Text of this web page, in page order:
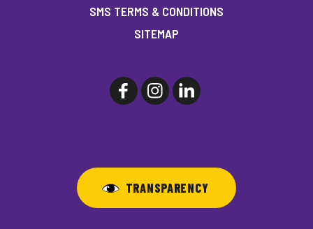
SMS TERMS & CONDITIONS
SITEMAP
TRANSPARENCY